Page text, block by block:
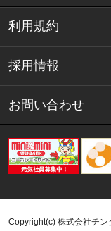
利用規約
採用情報
お問い合わせ
Copyright(c) 株式会社チ